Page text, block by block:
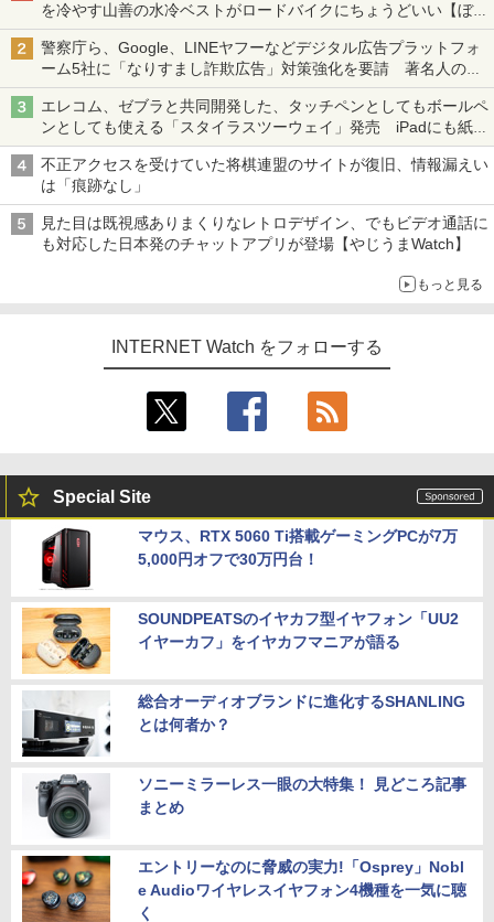
を冷やす山善の水冷ベストがロードバイクにちょうどいい【ぼっ
ち・ざ・ろーど！その14】【空いた時間でなにしてる？】
警察庁ら、Google、LINEヤフーなどデジタル広告プラットフォ
ーム5社に「なりすまし詐欺広告」対策強化を要請 著名人の写
真や映像を使った投資詐欺などへの対策として
エレコム、ゼブラと共同開発した、タッチペンとしてもボールペ
ンとしても使える「スタイラスツーウェイ」発売 iPadにも紙に
も、持ち替えずに書き込める
不正アクセスを受けていた将棋連盟のサイトが復旧、情報漏えい
は「痕跡なし」
見た目は既視感ありまくりなレトロデザイン、でもビデオ通話に
も対応した日本発のチャットアプリが登場【やじうまWatch】
もっと見る
INTERNET Watch をフォローする
Special Site
マウス、RTX 5060 Ti搭載ゲーミングPCが7万
5,000円オフで30万円台！
SOUNDPEATSのイヤカフ型イヤフォン「UU2
イヤーカフ」をイヤカフマニアが語る
総合オーディオブランドに進化するSHANLING
とは何者か？
ソニーミラーレス一眼の大特集！ 見どころ記事
まとめ
エントリーなのに脅威の実力!「Osprey」Nobl
e Audioワイヤレスイヤフォン4機種を一気に聴
く